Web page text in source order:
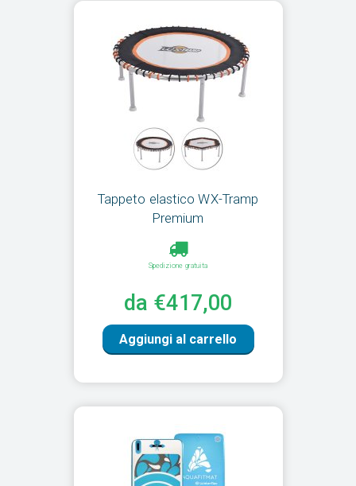
Tappeto elastico WX-Tramp
Premium
Spedizione gratuita
da €417,00
Aggiungi al carrello